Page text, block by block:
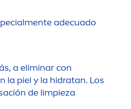
mente adecuado
a eliminar con
la piel y la hidratan. Los
de limpieza